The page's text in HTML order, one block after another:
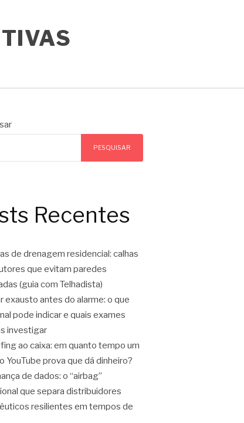
PESQUISAR
Recentes
de drenagem residencial: calhas
que evitam paredes
(guia com Telhadista)
exausto antes do alarme: o que
pode indicar e quais exames
investigar
ao caixa: em quanto tempo um
YouTube prova que dá dinheiro?
de dados: o “airbag”
que separa distribuidores
resilientes em tempos de